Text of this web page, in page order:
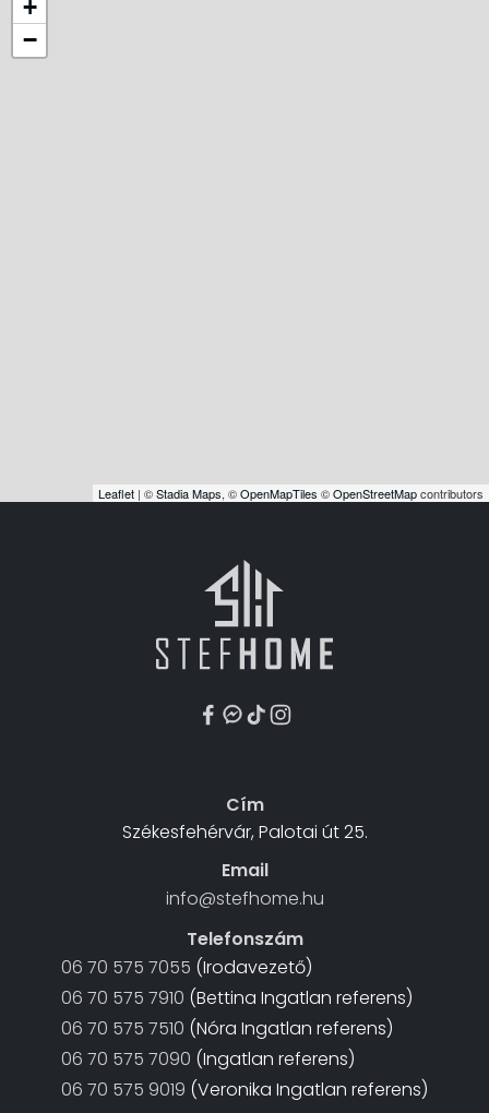
+
−
Leaflet | ©Stadia Maps, ©OpenMapTiles ©OpenStreetMapcontributors
Cím
Székesfehérvár, Palotai út 25.
Email
info@stefhome.hu
Telefonszám
06 70 575 7055 (Irodavezető)
06 70 575 7910 (Bettina Ingatlan referens)
06 70 575 7510 (Nóra Ingatlan referens)
06 70 575 7090 (Ingatlan referens)
06 70 575 9019 (Veronika Ingatlan referens)